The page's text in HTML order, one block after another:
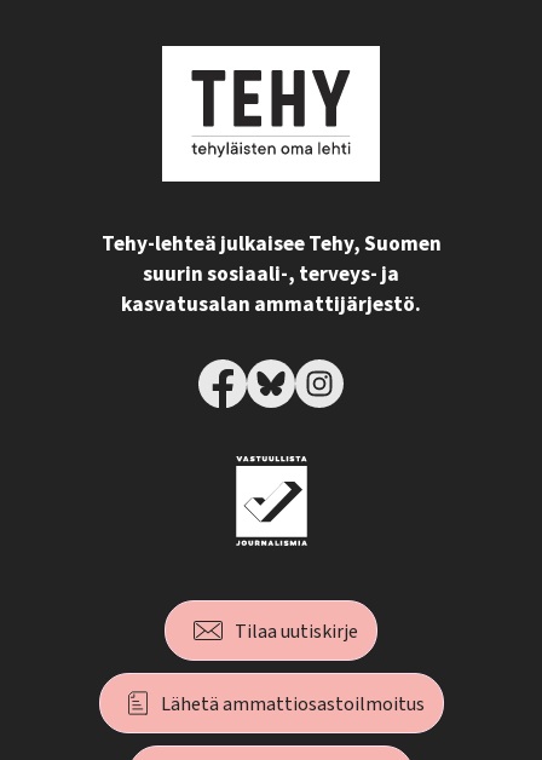
Tehy-lehteä julkaisee Tehy, Suomen
suurin sosiaali-, terveys- ja
kasvatusalan ammattijärjestö.
Tilaa uutiskirje
Lähetä ammattiosastoilmoitus